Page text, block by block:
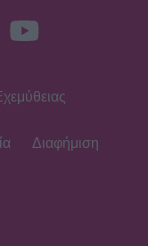
Διαφήμιση